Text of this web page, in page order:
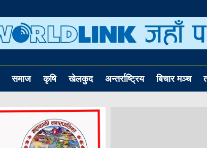
समाज कृषि खेलकुद अन्तर्राष्ट्रिय बिचार मञ्च